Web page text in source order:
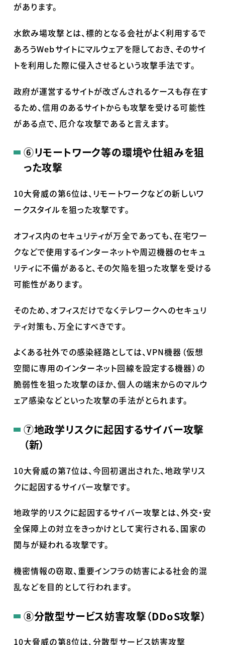
があります。
水飲み場攻撃とは、標的となる会社がよく利用するで
あろうWebサイトにマルウェアを隠しておき、そのサイ
トを利用した際に侵入させるという攻撃手法です。
政府が運営するサイトが改ざんされるケースも存在す
るため、信用のあるサイトからも攻撃を受ける可能性
がある点で、厄介な攻撃であると言えます。
⑥リモートワーク等の環境や仕組みを狙
った攻撃
10大脅威の第6位は、リモートワークなどの新しいワ
ークスタイルを狙った攻撃です。
オフィス内のセキュリティが万全であっても、在宅ワー
クなどで使用するインターネットや周辺機器のセキュ
リティに不備があると、その欠陥を狙った攻撃を受ける
可能性があります。
そのため、オフィスだけでなくテレワークへのセキュリ
ティ対策も、万全にすべきです。
よくある社外での感染経路としては、VPN機器（仮想
空間に専用のインターネット回線を設定する機器）の
脆弱性を狙った攻撃のほか、個人の端末からのマルウ
ェア感染などといった攻撃の手法がとられます。
⑦地政学リスクに起因するサイバー攻撃
（新）
10大脅威の第7位は、今回初選出された、地政学リス
クに起因するサイバー攻撃です。
地政学的リスクに起因するサイバー攻撃とは、外交・安
全保障上の対立をきっかけとして実行される、国家の
関与が疑われる攻撃です。
機密情報の窃取、重要インフラの妨害による社会的混
乱などを目的として行われます。
⑧分散型サービス妨害攻撃（DDoS攻撃）
10大脅威の第8位は、分散型サービス妨害攻撃